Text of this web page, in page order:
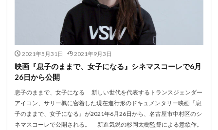
2021年5月31日 2021年9月3日
映画『息子のままで、女子になる』シネマスコーレで6月
26日から公開
息子のままで、女子になる 新しい世代を代表するトランスジェンダー
アイコン、サリー楓に密着した現在進行形のドキュメンタリー映画『息
子のままで、女子になる』が2021年6月26日から、名古屋市中村区のシ
ネマスコーレで公開される。 新進気鋭の杉岡太樹監督による意欲作。